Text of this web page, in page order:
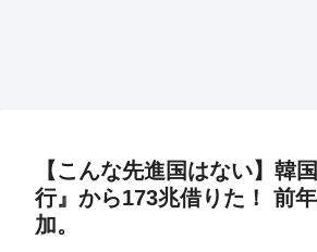
【こんな先進国はない】韓
行』から173兆借りた！ 前
加。